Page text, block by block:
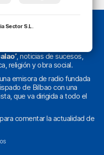
, noticias de sucesos,
religión y obra social.
emisora de radio fundada
de Bilbao con una
que va dirigida a todo el
comentar la actualidad de
Sector S.L.